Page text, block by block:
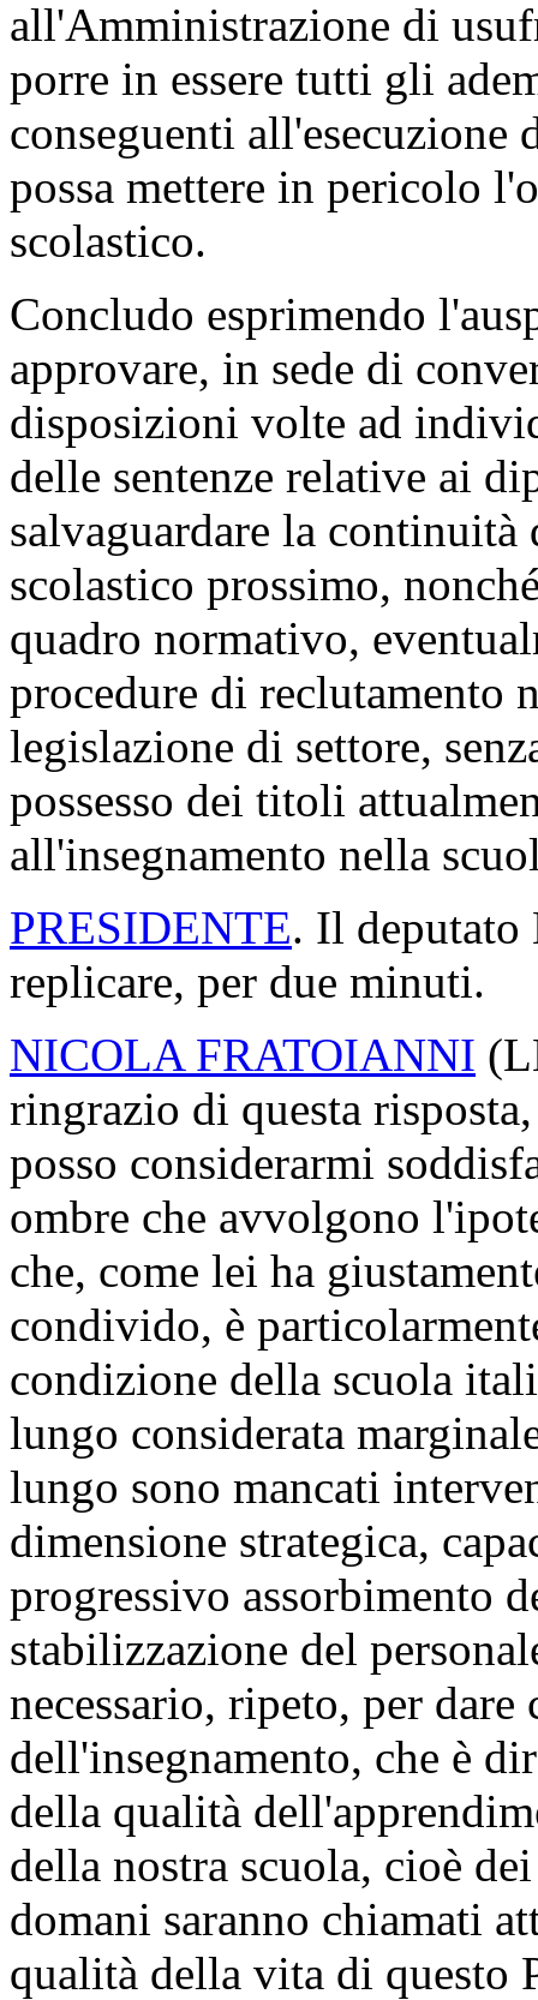
all'Amministrazione di
porre in essere tutti gli
conseguenti all'esecuzione
possa mettere in pericolo
scolastico.
Concludo esprimendo
approvare, in sede di
disposizioni volte ad
delle sentenze relative ai
salvaguardare la
scolastico prossimo,
quadro normativo,
procedure di reclutamento
legislazione di settore,
possesso dei titoli
all'insegnamento nella
PRESIDENTE. Il deputato
replicare, per due minuti.
NICOLA FRATOIANNI (
ringrazio di questa
posso considerarmi
ombre che avvolgono
che, come lei ha
condivido, è
condizione della scuola
lungo considerata
lungo sono mancati
dimensione strategica,
progressivo assorbimento
stabilizzazione del
necessario, ripeto, per
dell'insegnamento, che è
della qualità
della nostra scuola, cioè
domani saranno chiamati
qualità della vita di questo